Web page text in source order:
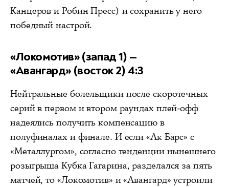
Канцеров и Робин Пресс) и сохранить у него
победный настрой.
«Локомотив» (запад 1) —
«Авангард» (восток 2) 4:3
Нейтральные болельщики после скоротечных
серий в первом и втором раундах плей-офф
надеялись получить компенсацию в
полуфиналах и финале. И если «Ак Барс» с
«Металлургом», согласно тенденции нынешнего
розыгрыша Кубка Гагарина, разделался за пять
матчей, то «Локомотив» и «Авангард» устроили